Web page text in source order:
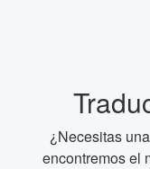
¿Necesitas
encontremos el